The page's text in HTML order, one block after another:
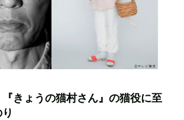
きょうの猫村さん』の猫役に至